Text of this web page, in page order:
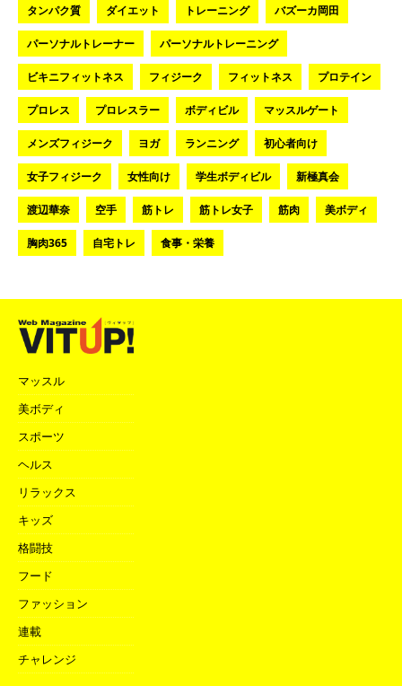
タンパク質 ダイエット トレーニング バズーカ岡田
パーソナルトレーナー パーソナルトレーニング
ビキニフィットネス フィジーク フィットネス プロテイン
プロレス プロレスラー ボディビル マッスルゲート
メンズフィジーク ヨガ ランニング 初心者向け
女子フィジーク 女性向け 学生ボディビル 新極真会
渡辺華奈 空手 筋トレ 筋トレ女子 筋肉 美ボディ
胸肉365 自宅トレ 食事・栄養
マッスル
美ボディ
スポーツ
ヘルス
リラックス
キッズ
格闘技
フード
ファッション
連載
チャレンジ